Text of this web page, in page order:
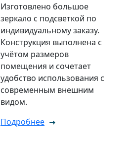
Изготовлено большое
зеркало с подсветкой по
индивидуальному заказу.
Конструкция выполнена с
учётом размеров
помещения и сочетает
удобство использования с
современным внешним
видом.
Подробнее